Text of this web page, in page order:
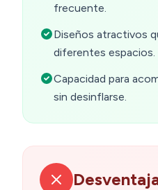
frecuente.
Diseños atractivos
diferentes espacios.
Capacidad para
sin desinflarse.